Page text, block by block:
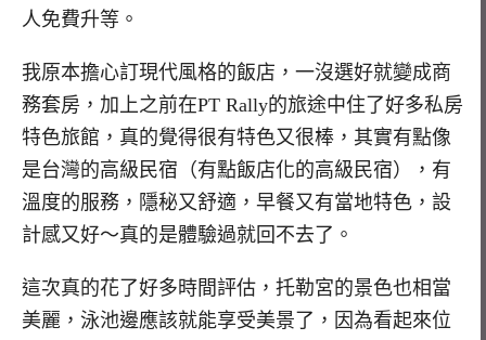
人免費升等。
我原本擔心訂現代風格的飯店，一沒選好就變成商
務套房，加上之前在PT Rally的旅途中住了好多私房
特色旅館，真的覺得很有特色又很棒，其實有點像
是台灣的高級民宿（有點飯店化的高級民宿），有
溫度的服務，隱秘又舒適，早餐又有當地特色，設
計感又好～真的是體驗過就回不去了。
這次真的花了好多時間評估，托勒宮的景色也相當
美麗，泳池邊應該就能享受美景了，因為看起來位